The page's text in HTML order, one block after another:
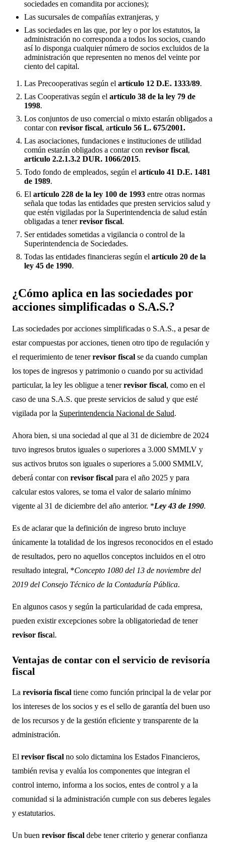
sociedades en comandita por acciones);
Las sucursales de compañías extranjeras, y
Las sociedades en las que, por ley o por los estatutos, la
administración no corresponda a todos los socios, cuando
así lo disponga cualquier número de socios excluidos de la
administración que representen no menos del veinte por
ciento del capital.
Las Precooperativas según el artículo 12 D.E. 1333/89.
Las Cooperativas según el artículo 38 de la ley 79 de
1998.
Los conjuntos de uso comercial o mixto estarán obligados a
contar con revisor fiscal, articulo 56 L. 675/2001.
Las asociaciones, fundaciones e instituciones de utilidad
común estarán obligados a contar con revisor fiscal,
articulo 2.2.1.3.2 DUR. 1066/2015.
Todo fondo de empleados, según el artículo 41 D.E. 1481
de 1989.
El artículo 228 de la ley 100 de 1993 entre otras normas
señala que todas las entidades que presten servicios salud y
que estén vigiladas por la Superintendencia de salud están
obligadas a tenerrevisor fiscal.
Ser entidades sometidas a vigilancia o control de la
Superintendencia de Sociedades.
Todas las entidades financieras según el artículo 20 de la
ley 45 de 1990.
¿Cómo aplica en las sociedades por
acciones simplificadas o S.A.S.?
Las sociedades por acciones simplificadas o S.A.S., a pesar de
estar compuestas por acciones, tienen otro tipo de regulación y
el requerimiento de tenerrevisor fiscal se da cuando cumplan
los topes de ingresos y patrimonio o cuando por su actividad
particular, la ley les obligue a tenerrevisor fiscal, como en el
caso de una S.A.S. que preste servicios de salud y que esté
vigilada por la Superintendencia Nacional de Salud.
Ahora bien, si una sociedad al que al 31 de diciembre de 2024
tuvo ingresos brutos iguales o superiores a 3.000 SMMLV y
sus activos brutos son iguales o superiores a 5.000 SMMLV,
deberá contar con revisor fiscal para el año 2025 y para
calcular estos valores, se toma el valor de salario mínimo
vigente al 31 de diciembre del año anterior. *Ley 43 de 1990.
Es de aclarar que la definición de ingreso bruto incluye
únicamente la totalidad de los ingresos reconocidos en el estado
de resultados, pero no aquellos conceptos incluidos en el otro
resultado integral, *Concepto 1080 del 13 de noviembre del
2019 del Consejo Técnico de la Contaduría Pública.
En algunos casos y según la particularidad de cada empresa,
pueden existir excepciones sobre la obligatoriedad de tener
revisor fiscal.
Ventajas de contar con el servicio de revisoría
fiscal
La revisoría fiscal tiene como función principal la de velar por
los intereses de los socios y es el sello de garantía del buen uso
de los recursos y de la gestión eficiente y transparente de la
administración.
El revisor fiscal no solo dictamina los Estados Financieros,
también revisa y evalúa los componentes que integran el
control interno, informa a los socios, entes de control y a la
comunidad si la administración cumple con sus deberes legales
y estatutarios.
Un buen revisor fiscal debe tener criterio y generar confianza